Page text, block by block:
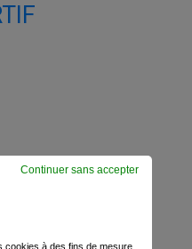
cookies à des fins de mesure
Continuer sans accepter